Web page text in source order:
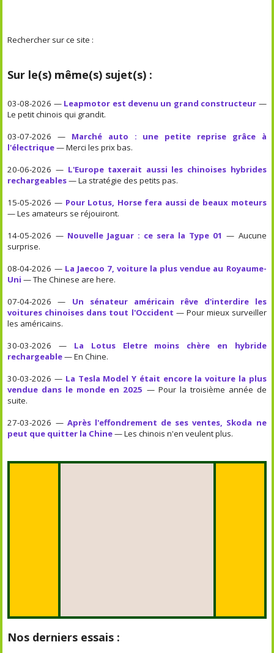
Rechercher sur ce site :
Sur le(s) même(s) sujet(s) :
03-08-2026 — Leapmotor est devenu un grand constructeur —
Le petit chinois qui grandit.
03-07-2026 — Marché auto : une petite reprise grâce à
l'électrique— Merci les prix bas.
20-06-2026 — L'Europe taxerait aussi les chinoises hybrides
rechargeables— La stratégie des petits pas.
15-05-2026 — Pour Lotus, Horse fera aussi de beaux moteurs
— Les amateurs se réjouiront.
14-05-2026 — Nouvelle Jaguar : ce sera la Type 01 — Aucune
surprise.
08-04-2026 — La Jaecoo 7, voiture la plus vendue au Royaume-
Uni — The Chinese are here.
07-04-2026 — Un sénateur américain rêve d'interdire les
voitures chinoises dans tout l'Occident — Pour mieux surveiller
les américains.
30-03-2026 — La Lotus Eletre moins chère en hybride
rechargeable— En Chine.
30-03-2026 — La Tesla Model Y était encore la voiture la plus
vendue dans le monde en 2025 — Pour la troisième année de
suite.
27-03-2026 — Après l'effondrement de ses ventes, Skoda ne
peut que quitter la Chine— Les chinois n'en veulent plus.
Nos derniers essais :